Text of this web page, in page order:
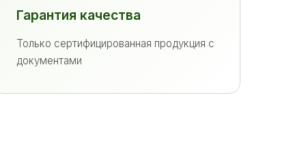
Гарантия качества
Только сертифицированная продукция с
документами